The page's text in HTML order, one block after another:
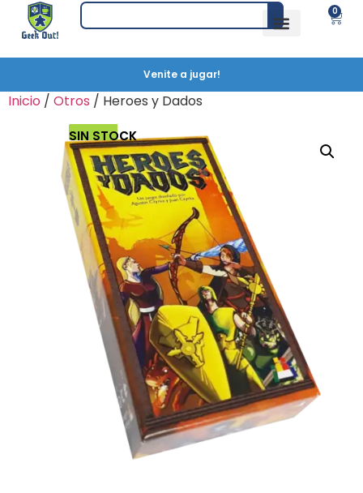
0
Venite a jugar!
Inicio / Otros / Heroes y Dados
SIN STOCK